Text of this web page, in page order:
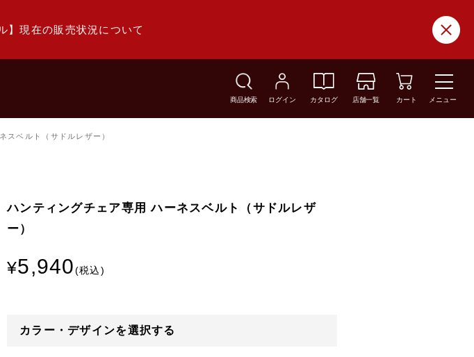
】現在の販売状況について
商品検索 ログイン カタログ 店舗一覧 カート メニュー
スベルト（サドルレザー）
ハンティングチェア専用 ハーネスベルト（サドルレザ
ー）
5,940
カラー・デザインを選択する